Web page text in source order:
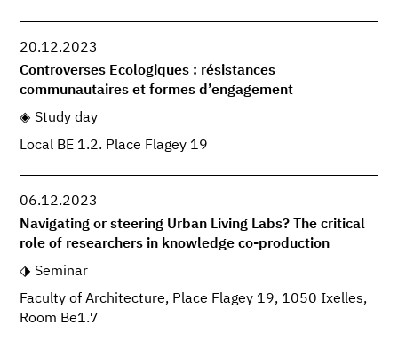
20.12.2023
Controverses Ecologiques : résistances
communautaires et formes d’engagement
Study day
Local BE 1.2. Place Flagey 19
06.12.2023
Navigating or steering Urban Living Labs? The critical
role of researchers in knowledge co-production
Seminar
Faculty of Architecture, Place Flagey 19, 1050 Ixelles,
Room Be1.7